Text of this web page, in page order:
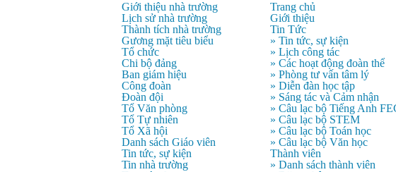
Giới thiệu nhà trường
Lịch sử nhà trường
Thành tích nhà trường
Gương mặt tiêu biểu
Tổ chức
Chi bộ đảng
Ban giám hiệu
Công đoàn
Đoàn đội
Tổ Văn phòng
Tổ Tự nhiên
Tổ Xã hội
Danh sách Giáo viên
Tin tức, sự kiện
Tin nhà trường
Trang chủ
Giới thiệu
Tin Tức
» Tin tức, sự kiện
» Lịch công tác
» Các hoạt động đoàn thể
» Phòng tư vấn tâm lý
» Diễn đàn học tập
» Sáng tác và Cảm nhận
» Câu lạc bộ Tiếng Anh
» Câu lạc bộ STEM
» Câu lạc bộ Toán học
» Câu lạc bộ Văn học
Thành viên
» Danh sách thành viên